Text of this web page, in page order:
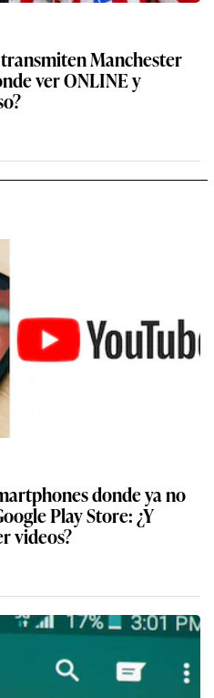
Manchester
ver ONLINE y
donde ya no
Play Store: ¿Y
videos?